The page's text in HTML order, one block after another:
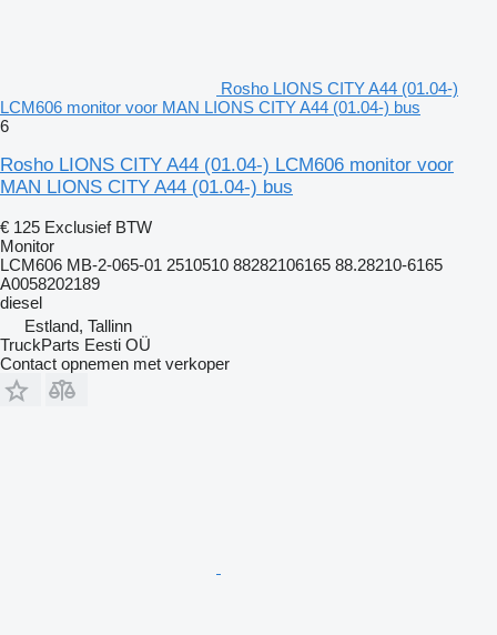
Rosho LIONS CITY A44 (01.04-)
LCM606 monitor voor MAN LIONS CITY A44 (01.04-) bus
6
Rosho LIONS CITY A44 (01.04-) LCM606 monitor voor
MAN LIONS CITY A44 (01.04-) bus
€ 125 Exclusief BTW
Monitor
LCM606 MB-2-065-01 2510510 88282106165 88.28210-6165
A0058202189
diesel
Estland, Tallinn
TruckParts Eesti OÜ
Contact opnemen met verkoper